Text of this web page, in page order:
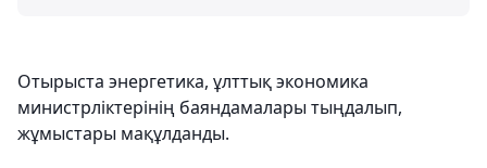
Отырыста энергетика, ұлттық экономика
министрліктерінің баяндамалары тыңдалып,
жұмыстары мақұлданды.